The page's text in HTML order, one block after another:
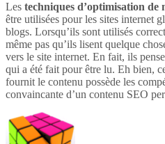
Les techniques d’optimisation de
être utilisées pour les sites internet
blogs. Lorsqu’ils sont utilisés
même pas qu’ils lisent quelque
vers le site internet. En fait, ils
qui a été fait pour être lu. Eh bien,
fournit le contenu possède les
convaincante d’un contenu SEO